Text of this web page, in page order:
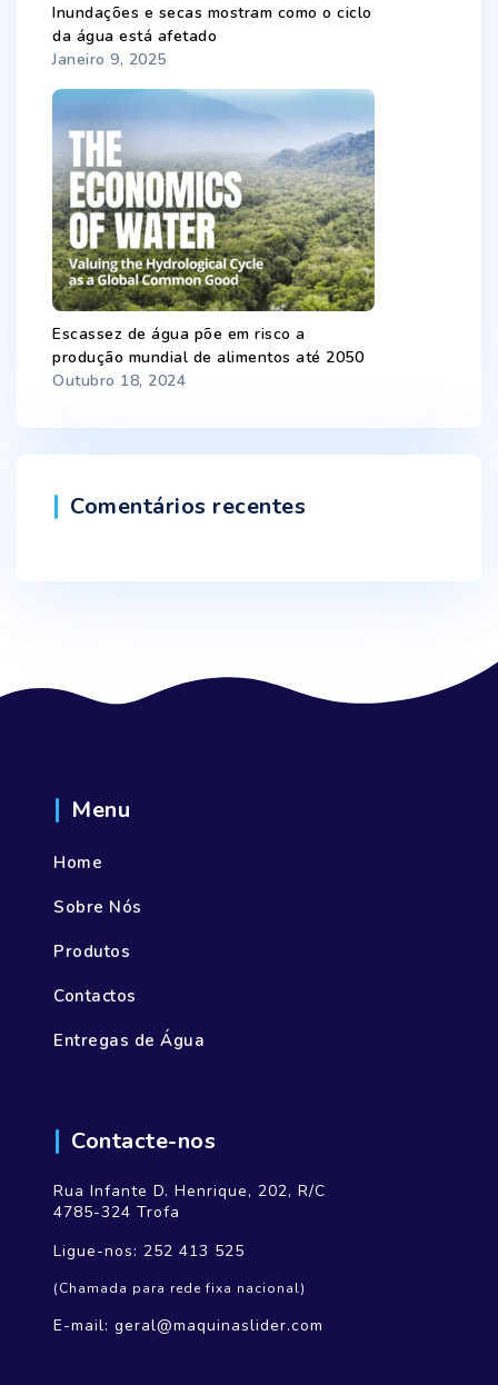
Inundações e secas mostram como o ciclo
da água está afetado
Janeiro 9, 2025
Escassez de água põe em risco a
produção mundial de alimentos até 2050
Outubro 18, 2024
Comentários recentes
Menu
Home
Sobre Nós
Produtos
Contactos
Entregas de Água
Contacte-nos
Rua Infante D. Henrique, 202, R/C
4785-324 Trofa
Ligue-nos: 252 413 525
(Chamada para rede fixa nacional)
E-mail: geral@maquinaslider.com